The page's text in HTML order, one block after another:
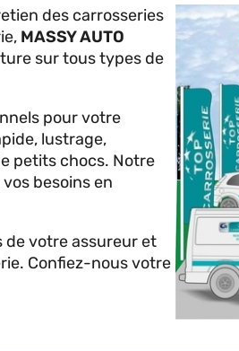
des carrosseries
MASSY AUTO
sur tous types de
pour votre
lustrage,
petits chocs. Notre
besoins en
de votre assureur et
Confiez-nous votre